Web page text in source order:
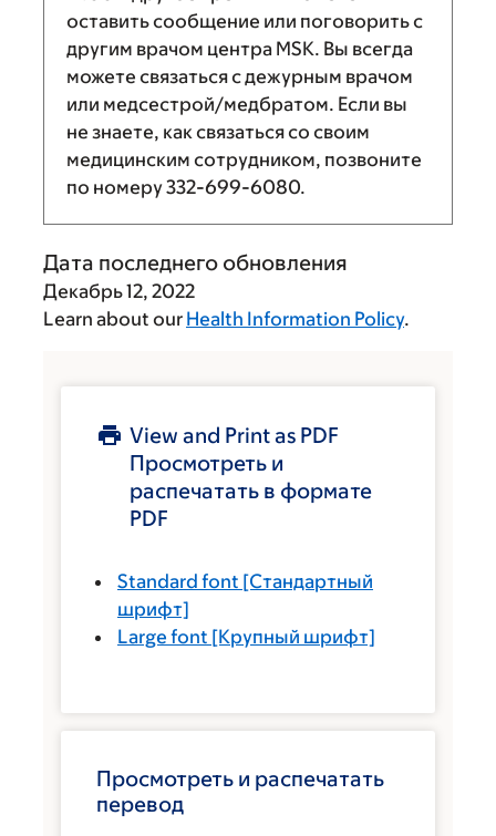
оставить сообщение или поговорить с
другим врачом центра MSK. Вы всегда
можете связаться с дежурным врачом
или медсестрой/медбратом. Если вы
не знаете, как связаться со своим
медицинским сотрудником, позвоните
по номеру332-699-6080.
Дата последнего обновления
Декабрь 12, 2022
Learn about our Health Information Policy.
View and Print as PDF
Просмотреть и
распечатать в формате
PDF
Standard font [Стандартный
шрифт]
Large font [Крупный шрифт]
Просмотреть и распечатать
перевод